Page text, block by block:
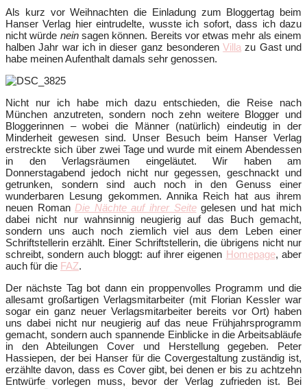
Als kurz vor Weihnachten die Einladung zum Bloggertag beim
Hanser Verlag hier eintrudelte, wusste ich sofort, dass ich dazu
nicht würde nein sagen können. Bereits vor etwas mehr als einem
halben Jahr war ich in dieser ganz besonderenVilla zu Gast und
habe meinen Aufenthalt damals sehr genossen.
Nicht nur ich habe mich dazu entschieden, die Reise nach
München anzutreten, sondern noch zehn weitere Blogger und
Bloggerinnen – wobei die Männer (natürlich) eindeutig in der
Minderheit gewesen sind. Unser Besuch beim Hanser Verlag
erstreckte sich über zwei Tage und wurde mit einem Abendessen
in den Verlagsräumen eingeläutet. Wir haben am
Donnerstagabend jedoch nicht nur gegessen, geschnackt und
getrunken, sondern sind auch noch in den Genuss einer
wunderbaren Lesung gekommen. Annika Reich hat aus ihrem
neuen Roman Die Nächte auf ihrer Seitegelesen und hat mich
dabei nicht nur wahnsinnig neugierig auf das Buch gemacht,
sondern uns auch noch ziemlich viel aus dem Leben einer
Schriftstellerin erzählt. Einer Schriftstellerin, die übrigens nicht nur
schreibt, sondern auch bloggt: auf ihrer eigenen Homepage, aber
auch für die FAZ.
Der nächste Tag bot dann ein proppenvolles Programm und die
allesamt großartigen Verlagsmitarbeiter (mit Florian Kessler war
sogar ein ganz neuer Verlagsmitarbeiter bereits vor Ort) haben
uns dabei nicht nur neugierig auf das neue Frühjahrsprogramm
gemacht, sondern auch spannende Einblicke in die Arbeitsabläufe
in den Abteilungen Cover und Herstellung gegeben. Peter
Hassiepen, der bei Hanser für die Covergestaltung zuständig ist,
erzählte davon, dass es Cover gibt, bei denen er bis zu achtzehn
Entwürfe vorlegen muss, bevor der Verlag zufrieden ist. Bei